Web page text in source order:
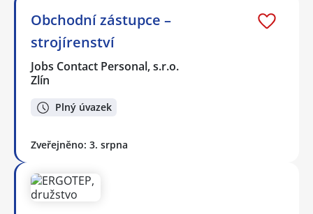
Obchodní zástupce –
strojírenství
Jobs Contact Personal, s.r.o.
Zlín
Plný úvazek
Zveřejněno: 3. srpna